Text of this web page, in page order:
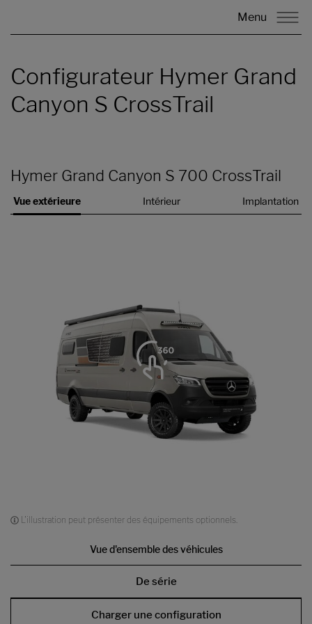
Menu
Configurateur Hymer Grand
Canyon S CrossTrail
Hymer Grand Canyon S 700 CrossTrail
Vue extérieure Intérieur Implantation
L'illustration peut présenter des équipements optionnels.
Vue d'ensemble des véhicules
De série
Charger une configuration